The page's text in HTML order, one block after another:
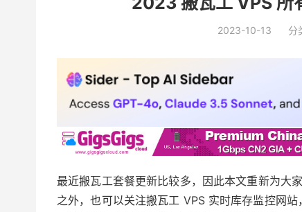
2023-10-13 分
最近搬瓦工套餐更新比较多，因此本文重新为大
之外，也可以关注搬瓦工 VPS 实时库存监控网